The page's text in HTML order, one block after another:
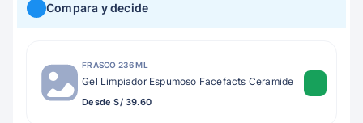
Compara y decide
FRASCO 236 ML
Gel Limpiador Espumoso Facefacts Ceramide
Desde S/ 39.60